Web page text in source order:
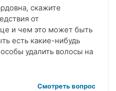
скажите
от
и чем это может быть
есть какие-нибудь
удалить волосы на
Смотреть вопрос